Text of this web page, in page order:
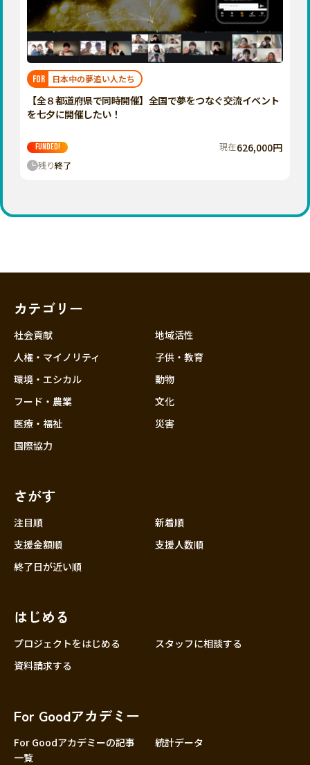
高知
佐賀
熊本
鹿児島
FOR 日本中の夢追い人たち
【全８都道府県で同時開催】全国で夢をつなぐ交流イベント
を七夕に開催したい！
FUNDED! 現在626,000円
残り終了
カテゴリー
社会貢献
人権・マイノリティ
環境・エシカル
フード・農業
医療・福祉
国際協力
地域活性
子供・教育
動物
文化
災害
さがす
注目順
新着順
支援金額順
支援人数順
終了日が近い順
はじめる
プロジェクトをはじめる
スタッフに相談する
資料請求する
For Goodアカデミー
For Goodアカデミーの記事
一覧
統計データ